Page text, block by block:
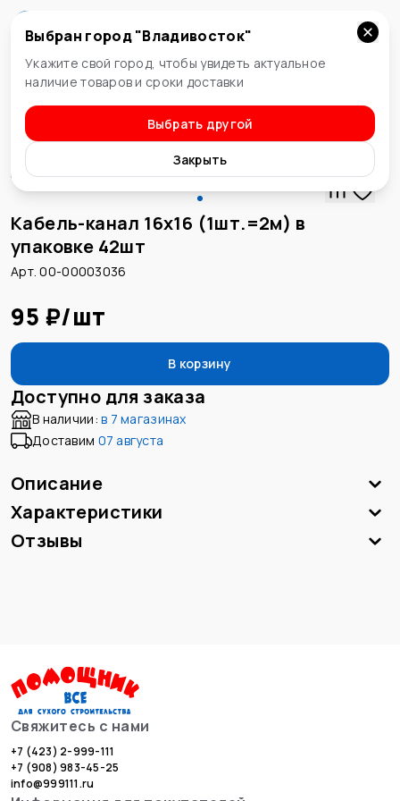
Владивосток
Выбран город "Владивосток"
Укажите свой город, чтобы увидеть актуальное
наличие товаров и сроки доставки
Выбрать другой
Закрыть
Кабель-канал
Кабель-канал 16х16 (1шт.=2м) в
упаковке 42шт
Арт. 00-00003036
95 ₽/шт
В корзину
Доступно для заказа
В наличии: в 7 магазинах
Доставим 07 августа
Описание
Характеристики
Отзывы
Свяжитесь с нами
+7 (423) 2-999-111
+7 (908) 983-45-25
info@999111.ru